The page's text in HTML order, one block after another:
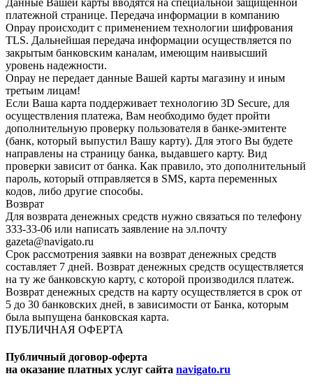
платежной странице. Передача информации в компанию
Onpay происходит с применением технологии шифрования
TLS. Дальнейшая передача информации осуществляется по
закрытым банковским каналам, имеющим наивысший
уровень надежности.
Onpay не передает данные Вашей карты магазину и иным
третьим лицам!
Если Ваша карта поддерживает технологию 3D Secure, для
осуществления платежа, Вам необходимо будет пройти
дополнительную проверку пользователя в банке-эмитенте
(банк, который выпустил Вашу карту). Для этого Вы будете
направлены на страницу банка, выдавшего карту. Вид
проверки зависит от банка. Как правило, это дополнительный
пароль, который отправляется в SMS, карта переменных
кодов, либо другие способы.
Возврат
Для возврата денежных средств нужно связаться по телефону
333-33-06 или написать заявление на эл.почту
gazeta@navigato.ru
Срок рассмотрения заявки на возврат денежных средств
составляет 7 дней. Возврат денежных средств осуществляется
на ту же банковскую карту, с которой производился платеж.
Возврат денежных средств на карту осуществляется в срок от
5 до 30 банковских дней, в зависимости от Банка, которым
была выпущена банковская карта.
ПУБЛИЧНАЯ ОФЕРТА
Публичный договор-оферта
на оказание платных услуг сайта navigato.ru